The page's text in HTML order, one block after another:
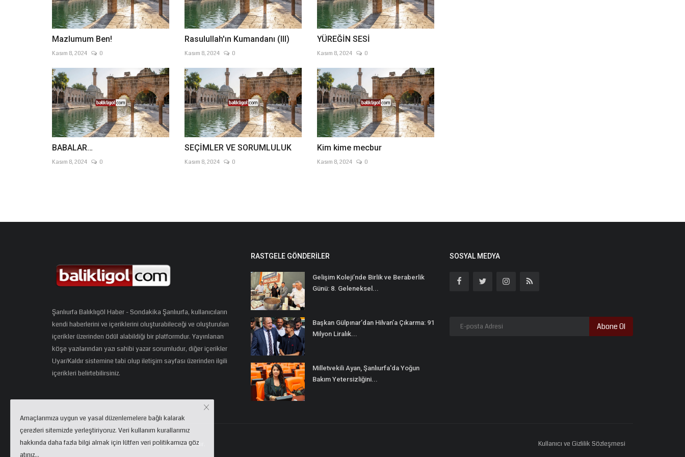
Mazlumum Ben!
Kasım 8, 2024 0
Rasulullah'ın Kumandanı (III)
Kasım 8, 2024 0
YÜREĞİN SESİ
Kasım 8, 2024 0
BABALAR…
Kasım 8, 2024 0
SEÇİMLER VE SORUMLULUK
Kasım 8, 2024 0
Kim kime mecbur
Kasım 8, 2024 0
Şanlıurfa Balıklıgöl Haber - Sondakika Şanlıurfa, kullanıcıların
kendi haberlerini ve içeriklerini oluşturabileceği ve oluşturulan
içerikler üzerinden ödül alabildiği bir platformdur. Yayınlanan
köşe yazılarından yazı sahibi yazar sorumludur, diğer içerikler
Uyar/Kaldır sistemine tabi olup iletişim sayfası üzerinden ilgili
içerikleri belirtebilirsiniz.
RASTGELE GÖNDERILER
Gelişim Koleji’nde Birlik ve Beraberlik
Günü: 8. Geleneksel...
Başkan Gülpınar’dan Hilvan’a Çıkarma: 91
Milyon Liralık...
Milletvekili Ayan, Şanlıurfa'da Yoğun
Bakım Yetersizliğini...
SOSYAL MEDYA
Abone Ol
Copyright 2024 | eCloud Tech. Tüm hakları saklıdır. Kullanıcı ve Gizlilik Sözleşmesi
Amaçlarımıza uygun ve yasal düzenlemelere bağlı kalarak
çerezleri sitemizde yerleştiriyoruz. Veri kullanım kurallarımız
hakkında daha fazla bilgi almak için lütfen veri politikamıza göz
atınız...